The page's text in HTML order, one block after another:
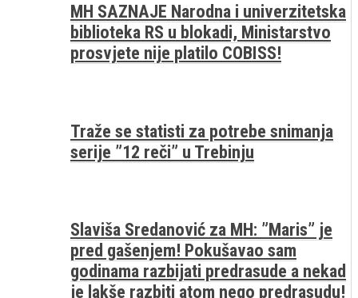
MH SAZNAJE Narodna i univerzitetska
biblioteka RS u blokadi, Ministarstvo
prosvjete nije platilo COBISS!
Traže se statisti za potrebe snimanja
serije ”12 reči” u Trebinju
Slaviša Sredanović za MH: ”Maris” je
pred gašenjem! Pokušavao sam
godinama razbijati predrasude a nekad
je lakše razbiti atom nego predrasudu!